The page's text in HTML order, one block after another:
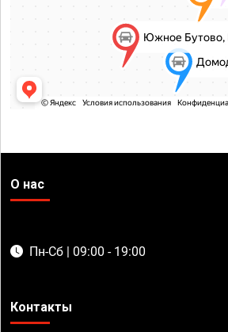
О нас
Пн-Сб | 09:00 - 19:00
Контакты